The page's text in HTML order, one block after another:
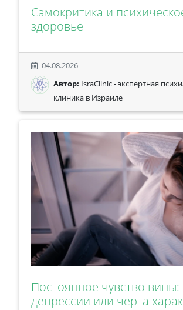
Самокритика и
здоровье
04.08.2026
Автор: IsraClinic - экспертная
клиника в Израиле
Постоянное чувство
депрессии или черта